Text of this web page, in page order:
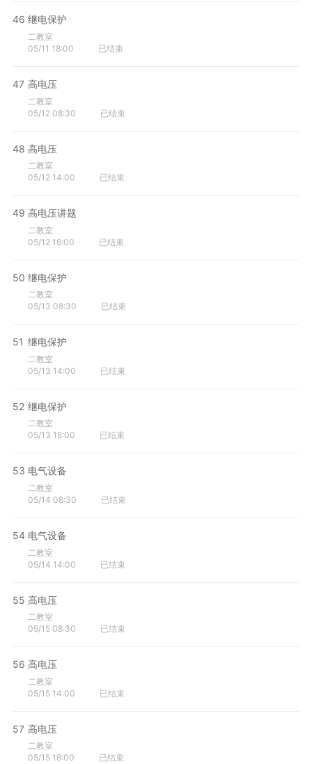
46 继电保护
二教室
05/11 18:00
已结束
47 高电压
二教室
05/12 08:30
已结束
48 高电压
二教室
05/12 14:00
已结束
49 高电压讲题
二教室
05/12 18:00
已结束
50 继电保护
二教室
05/13 08:30
已结束
51 继电保护
二教室
05/13 14:00
已结束
52 继电保护
二教室
05/13 18:00
已结束
53 电气设备
二教室
05/14 08:30
已结束
54 电气设备
二教室
05/14 14:00
已结束
55 高电压
二教室
05/15 08:30
已结束
56 高电压
二教室
05/15 14:00
已结束
57 高电压
二教室
05/15 18:00
已结束